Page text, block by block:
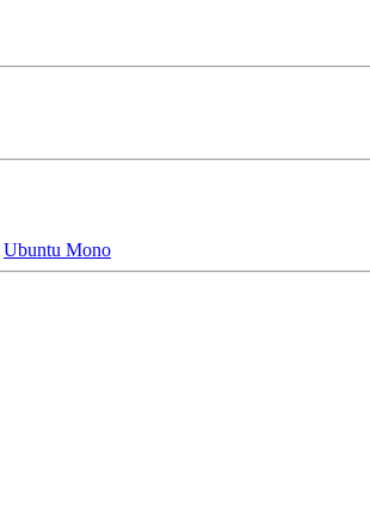
Ubuntu Mono